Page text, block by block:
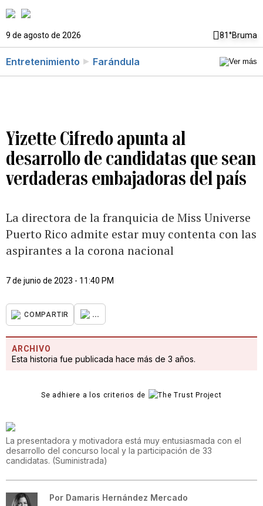
9 de agosto de 2026 81°Bruma
Entretenimiento Farándula
Yizette Cifredo apunta al
desarrollo de candidatas que sean
verdaderas embajadoras del país
La directora de la franquicia de Miss Universe
Puerto Rico admite estar muy contenta con las
aspirantes a la corona nacional
7 de junio de 2023 - 11:40 PM
COMPARTIR ...
ARCHIVO
Esta historia fue publicada hace más de 3 años.
Se adhiere a los criterios de
La presentadora y motivadora está muy entusiasmada con el
desarrollo del concurso local y la participación de 33
candidatas. (Suministrada)
Por Damaris Hernández Mercado